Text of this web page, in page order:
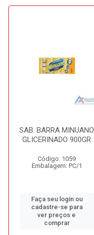
SAB. BARRA MINUANO
GLICERINADO 900GR
Código: 1059
Embalagem: PC/1
Faça seu login ou
cadastre-se para
ver preços e
comprar